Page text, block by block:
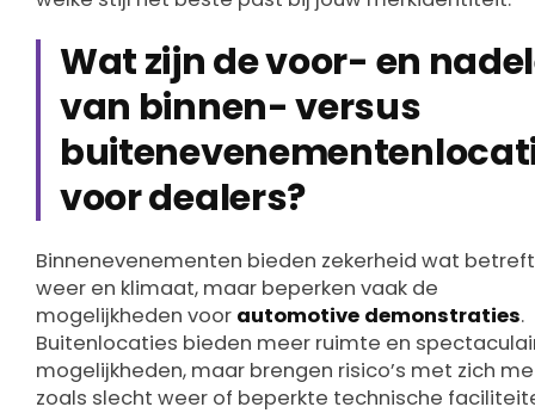
Wat zijn de voor- en
van binnen- versus
voor dealers?
Binnenevenementen bieden zekerheid wat betreft
weer en klimaat, maar beperken vaak de
mogelijkheden voor automotive demonstraties.
Buitenlocaties bieden meer ruimte en
mogelijkheden, maar brengen risico’s met zich
zoals slecht weer of beperkte technische